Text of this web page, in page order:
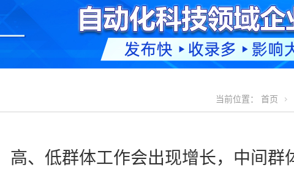
当前位置： 首页
高、低群体工作会出现增长，中间群